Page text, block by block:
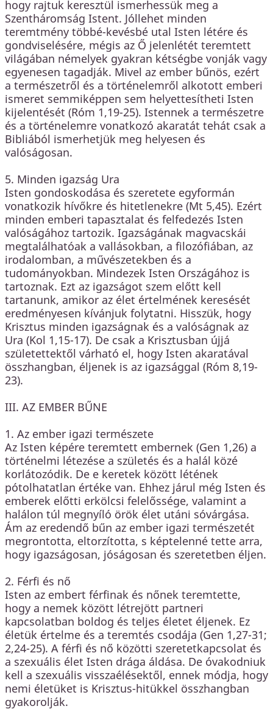
hogy rajtuk keresztül ismerhessük meg a
Szentháromság Istent. Jóllehet minden
teremtmény többé-kevésbé utal Isten létére és
gondviselésére, mégis az Ő jelenlétét teremtett
világában némelyek gyakran kétségbe vonják vagy
egyenesen tagadják. Mivel az ember bűnös, ezért
a természetről és a történelemről alkotott emberi
ismeret semmiképpen sem helyettesítheti Isten
kijelentését (Róm 1,19-25). Istennek a természetre
és a történelemre vonatkozó akaratát tehát csak a
Bibliából ismerhetjük meg helyesen és
valóságosan.
5. Minden igazság Ura
Isten gondoskodása és szeretete egyformán
vonatkozik hívőkre és hitetlenekre (Mt 5,45). Ezért
minden emberi tapasztalat és felfedezés Isten
valóságához tartozik. Igazságának magvacskái
megtalálhatóak a vallásokban, a filozófiában, az
irodalomban, a művészetekben és a
tudományokban. Mindezek Isten Országához is
tartoznak. Ezt az igazságot szem előtt kell
tartanunk, amikor az élet értelmének keresését
eredményesen kívánjuk folytatni. Hisszük, hogy
Krisztus minden igazságnak és a valóságnak az
Ura (Kol 1,15-17). De csak a Krisztusban újjá
születettektől várható el, hogy Isten akaratával
összhangban, éljenek is az igazsággal (Róm 8,19-
23).
III. AZ EMBER BŰNE
1. Az ember igazi természete
Az Isten képére teremtett embernek (Gen 1,26) a
történelmi létezése a születés és a halál közé
korlátozódik. De e keretek között létének
pótolhatatlan értéke van. Ehhez járul még Isten és
emberek előtti erkölcsi felelőssége, valamint a
halálon túl megnyíló örök élet utáni sóvárgása.
Ám az eredendő bűn az ember igazi természetét
megrontotta, eltorzította, s képtelenné tette arra,
hogy igazságosan, jóságosan és szeretetben éljen.
2. Férfi és nő
Isten az embert férfinak és nőnek teremtette,
hogy a nemek között létrejött partneri
kapcsolatban boldog és teljes életet éljenek. Ez
életük értelme és a teremtés csodája (Gen 1,27-31;
2,24-25). A férfi és nő közötti szeretetkapcsolat és
a szexuális élet Isten drága áldása. De óvakodniuk
kell a szexuális visszaélésektől, ennek módja, hogy
nemi életüket is Krisztus-hitükkel összhangban
gyakorolják.